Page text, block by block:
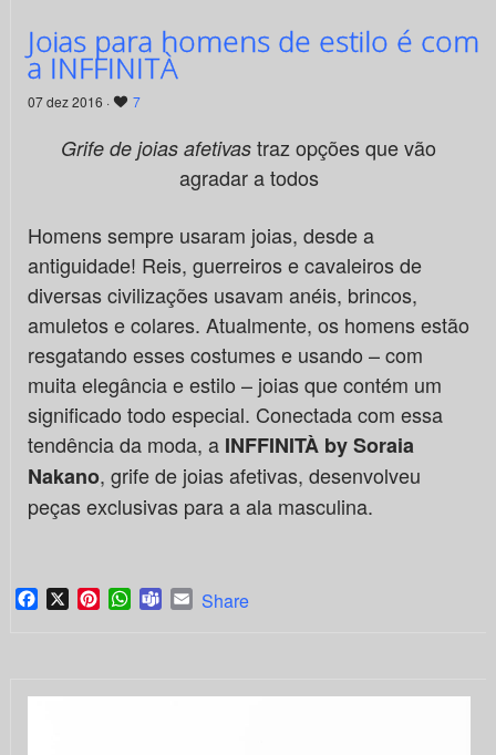
Joias para homens de estilo é com
a INFFINITÀ
07 dez 2016 · 7
Grife de joias afetivas traz opções que vão
agradar a todos
Homens sempre usaram joias, desde a
antiguidade! Reis, guerreiros e cavaleiros de
diversas civilizações usavam anéis, brincos,
amuletos e colares. Atualmente, os homens estão
resgatando esses costumes e usando – com
muita elegância e estilo – joias que contém um
significado todo especial. Conectada com essa
tendência da moda, a INFFINITÀ by Soraia
Nakano, grife de joias afetivas, desenvolveu
peças exclusivas para a ala masculina.
Facebook
X PinterestWhatsApp
TeamsEmail
Share